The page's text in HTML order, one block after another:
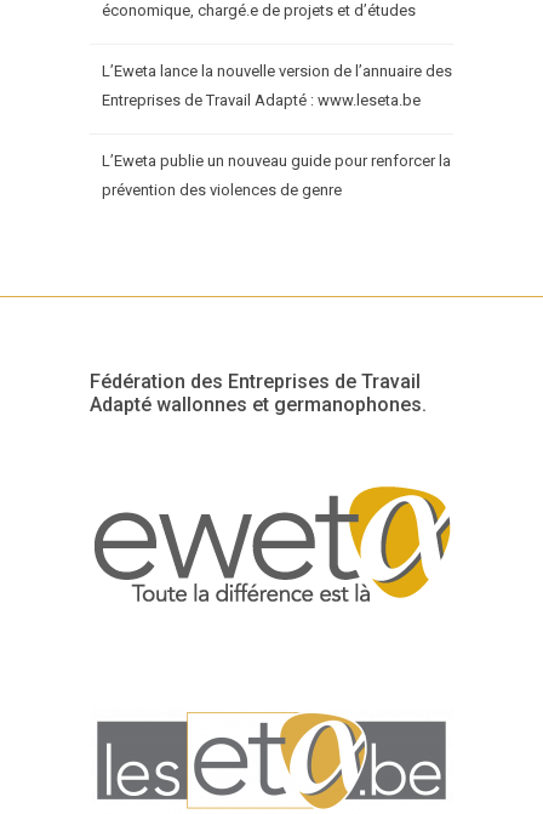
économique, chargé.e de projets et d’études
L’Eweta lance la nouvelle version de l’annuaire des
Entreprises de Travail Adapté : www.leseta.be
L’Eweta publie un nouveau guide pour renforcer la
prévention des violences de genre
Fédération des Entreprises de Travail
Adapté wallonnes et germanophones.